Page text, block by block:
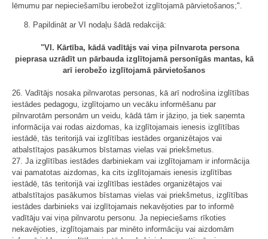
lēmumu par nepieciešamību ierobežot izglītojamā pārvietošanos;".
8. Papildināt ar VI nodaļu šādā redakcijā:
"VI. Kārtība, kādā vadītājs vai viņa pilnvarota persona
pieprasa uzrādīt un pārbauda izglītojamā personīgās mantas, kā
arī ierobežo izglītojamā pārvietošanos
26. Vadītājs nosaka pilnvarotas personas, kā arī nodrošina izglītības
iestādes pedagogu, izglītojamo un vecāku informēšanu par
pilnvarotām personām un veidu, kādā tām ir jāziņo, ja tiek saņemta
informācija vai rodas aizdomas, ka izglītojamais ienesis izglītības
iestādē, tās teritorijā vai izglītības iestādes organizētajos vai
atbalstītajos pasākumos bīstamas vielas vai priekšmetus.
27. Ja izglītības iestādes darbiniekam vai izglītojamam ir informācija
vai pamatotas aizdomas, ka cits izglītojamais ienesis izglītības
iestādē, tās teritorijā vai izglītības iestādes organizētajos vai
atbalstītajos pasākumos bīstamas vielas vai priekšmetus, izglītības
iestādes darbinieks vai izglītojamais nekavējoties par to informē
vadītāju vai viņa pilnvarotu personu. Ja nepieciešams rīkoties
nekavējoties, izglītojamais par minēto informāciju vai aizdomām